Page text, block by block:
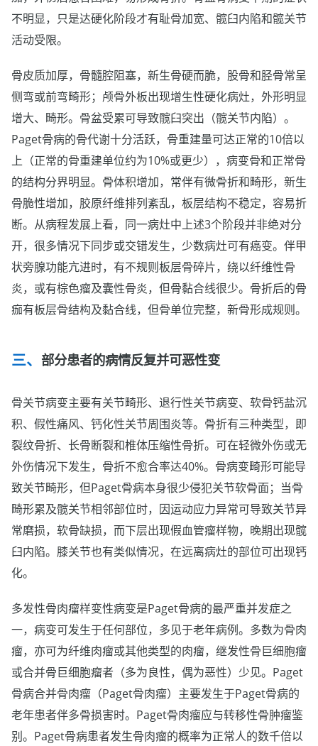
不明显，只是达硬化阶段才有耻骨加宽、髋臼内陷和髋关节
活动受限。
骨皮质加厚，骨髓腔阻塞，新生骨硬而脆，股骨和胫骨常呈
侧弯或前弯畸形；颅骨外板出现增生性硬化病灶，外形明显
增大、畸形。骨盆受累可导致髋臼突出（髋关节内陷）。
Paget骨病的骨代谢十分活跃，骨重建量可达正常的10倍以
上（正常的骨重建单位约为10%或更少），病变骨和正常骨
的结构分界明显。骨体积增加，常伴有微骨折和畸形，新生
骨脆性增加，胶原纤维排列紊乱，板层结构不稳定，容易折
断。从病程发展上看，同一病灶中上述3个阶段并非绝对分
开，很多情况下同步或交错发生，少数病灶可有癌变。伴甲
状旁腺功能亢进时，有不规则板层骨碎片，绕以纤维性骨
炎，或有棕色瘤及囊性骨炎，但骨黏合线很少。骨折后的骨
痂有板层骨结构及黏合线，但骨单位完整，新骨形成规则。
部分患者的病情反复并可恶性变
骨关节病变主要有关节畸形、退行性关节病变、软骨钙盐沉
积、假性痛风、钙化性关节周围炎等。骨折有三种类型，即
裂纹骨折、长骨断裂和椎体压缩性骨折。可在轻微外伤或无
外伤情况下发生，骨折不愈合率达40%。骨病变畸形可能导
致关节畸形，但Paget骨病本身很少侵犯关节软骨面；当骨
畸形累及髋关节相邻部位时，因运动应力异常可导致关节异
常磨损，软骨缺损，而下层出现假血管瘤样物，晚期出现髋
臼内陷。膝关节也有类似情况，在远离病灶的部位可出现钙
化。
多发性骨肉瘤样变性病变是Paget骨病的最严重并发症之
一，病变可发生于任何部位，多见于老年病例。多数为骨肉
瘤，亦可为纤维肉瘤或其他类型的肉瘤，继发性骨巨细胞瘤
或合并骨巨细胞瘤者（多为良性，偶为恶性）少见。Paget
骨病合并骨肉瘤（Paget骨肉瘤）主要发生于Paget骨病的
老年患者伴多骨损害时。Paget骨肉瘤应与转移性骨肿瘤鉴
别。Paget骨病患者发生骨肉瘤的概率为正常人的数千倍以